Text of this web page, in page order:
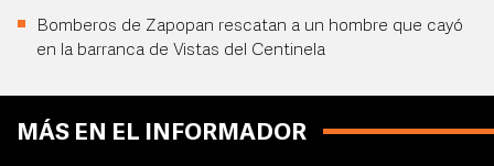
Bomberos de Zapopan rescatan a un hombre que cayó
en la barranca de Vistas del Centinela
MÁS EN EL INFORMADOR